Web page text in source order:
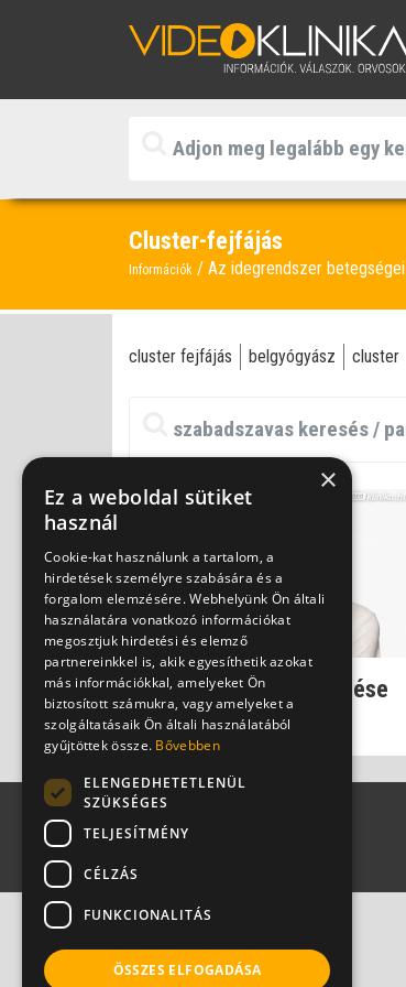
Cluster-fejfájás
Információk Az idegrendszer betegségei
cluster fejfájás belgyógyász cluster
A fejfájástípusok kezelése
Dr. Kiss Gábor
×
Ez a weboldal sütiket
használ
Cookie-kat használunk a tartalom, a
hirdetések személyre szabására és a
forgalom elemzésére. Webhelyünk Ön általi
használatára vonatkozó információkat
megosztjuk hirdetési és elemző
partnereinkkel is, akik egyesíthetik azokat
más információkkal, amelyeket Ön
biztosított számukra, vagy amelyeket a
szolgáltatásaik Ön általi használatából
gyűjtöttek össze. Bővebben
ELENGEDHETETLENÜL
SZÜKSÉGES
TELJESÍTMÉNY
CÉLZÁS
FUNKCIONALITÁS
ÖSSZES ELFOGADÁSA